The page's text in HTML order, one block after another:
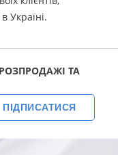
Україні.
ТА
ПІДПИСАТИСЯ